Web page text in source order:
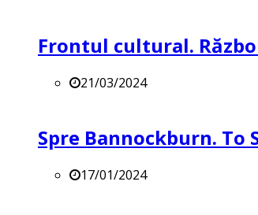
Frontul cultural.
21/03/2024
Spre Bannockburn.
17/01/2024